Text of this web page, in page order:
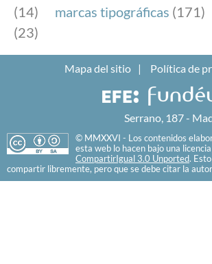
(14)
marcas tipográficas (171)
(23)
Mapa del sitio Política de
Serrano, 187 -
© MMXXVI - Los contenidos
esta web lo hacen bajo una
CompartirIgual 3.0 Unported.
compartir libremente, pero que se debe citar la